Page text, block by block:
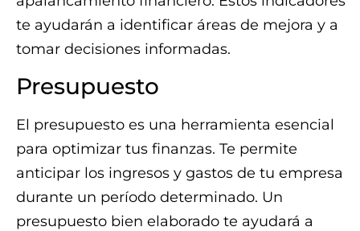
te ayudarán a identificar áreas de mejora y a
tomar decisiones informadas.
Presupuesto
El presupuesto es una herramienta esencial
para optimizar tus finanzas. Te permite
anticipar los ingresos y gastos de tu empresa
durante un período determinado. Un
presupuesto bien elaborado te ayudará a